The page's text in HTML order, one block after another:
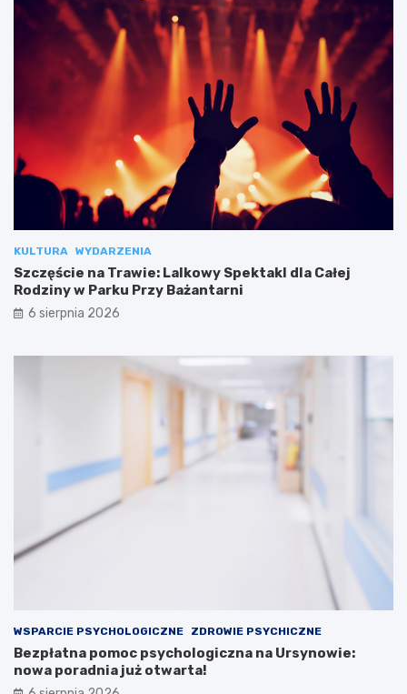
KULTURA WYDARZENIA
Szczęście na Trawie: Lalkowy Spektakl dla Całej
Rodziny w Parku Przy Bażantarni
6 sierpnia 2026
WSPARCIE PSYCHOLOGICZNE ZDROWIE PSYCHICZNE
Bezpłatna pomoc psychologiczna na Ursynowie:
nowa poradnia już otwarta!